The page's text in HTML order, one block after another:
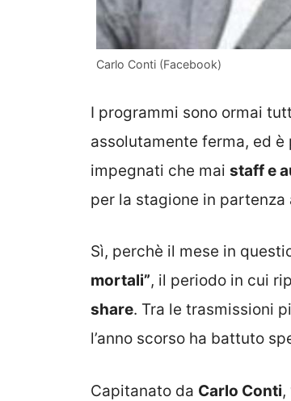
Carlo Conti (Facebook)
I programmi sono ormai
assolutamente ferma, ed è
impegnati che mai staff e
per la stagione in partenza
Sì, perchè il mese in
mortali”, il periodo in cui
share. Tra le trasmissioni
l’anno scorso ha battuto
Capitanato da Carlo Conti